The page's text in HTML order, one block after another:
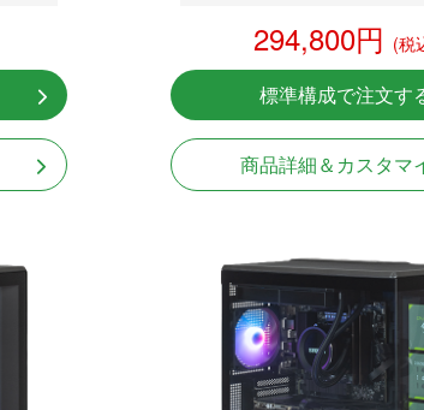
294,800円 (税
標準構成で注文す
商品詳細＆カスタマ